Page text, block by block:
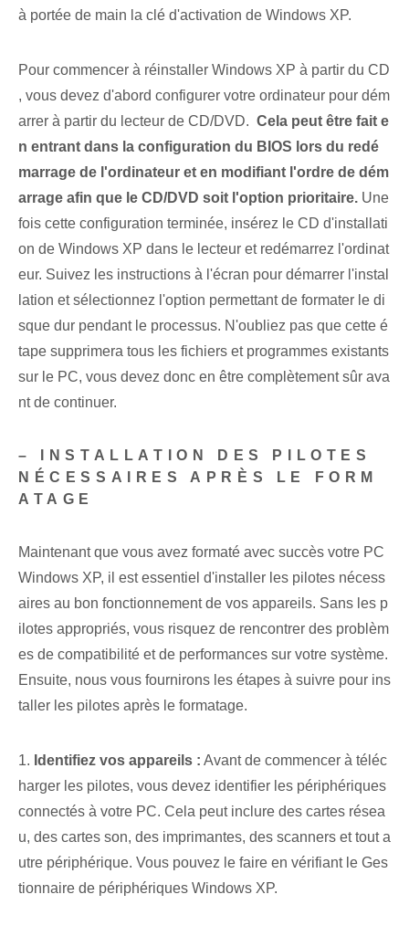
à portée de main la clé d'activation de Windows XP.
Pour commencer à réinstaller Windows XP ‌à partir du CD
⁢, vous devez d'abord configurer votre ordinateur pour⁢ dém
arrer à partir du lecteur de CD/DVD. ‌ Cela peut être fait e
n entrant dans la configuration du BIOS lors du redé
marrage de l'ordinateur et en modifiant l'ordre de dém
arrage afin que le CD/DVD soit l'option prioritaire. Une
fois cette configuration terminée, insérez le CD d'installati
on de Windows XP dans le lecteur et redémarrez l'ordinat
eur. Suivez les instructions à l'écran pour démarrer l'instal
lation et sélectionnez l'option permettant de formater le di
sque dur pendant le processus. N'oubliez pas que cette é
tape supprimera tous les fichiers et programmes existants
sur le PC, vous devez donc en être complètement sûr ava
nt de continuer.
– INSTALLATION DES PILOTES
NÉCESSAIRES APRÈS LE FORM
ATAGE
Maintenant que vous avez formaté avec succès votre PC
Windows XP, il est essentiel d'installer les pilotes nécess
aires au bon fonctionnement de vos appareils. Sans les p
ilotes appropriés, vous risquez de rencontrer des problèm
es de compatibilité et de performances sur votre système.
Ensuite, nous vous fournirons les étapes à suivre pour ins
taller les pilotes après le formatage.
1. Identifiez vos appareils : Avant de commencer à téléc
harger les pilotes, vous devez identifier les périphériques
connectés à votre PC. Cela peut inclure des cartes résea
u, des cartes son, des imprimantes, des scanners et tout a
utre périphérique. Vous pouvez le faire en vérifiant le Ges
tionnaire de périphériques Windows XP.